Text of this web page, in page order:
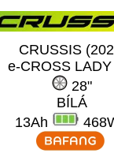
CRUSSIS
e-CROSS
28"
BÍLÁ
13Ah